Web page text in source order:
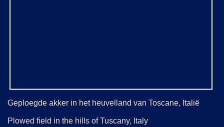
Geploegde akker in het heuvelland van Toscane, Italië
Plowed field in the hills of Tuscany, Italy